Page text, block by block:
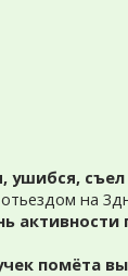
ушибся,
на
помёта